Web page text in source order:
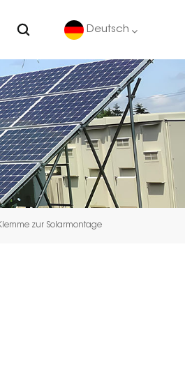
Deutsch
English
Deutsch
español
português
zur Solarmontage